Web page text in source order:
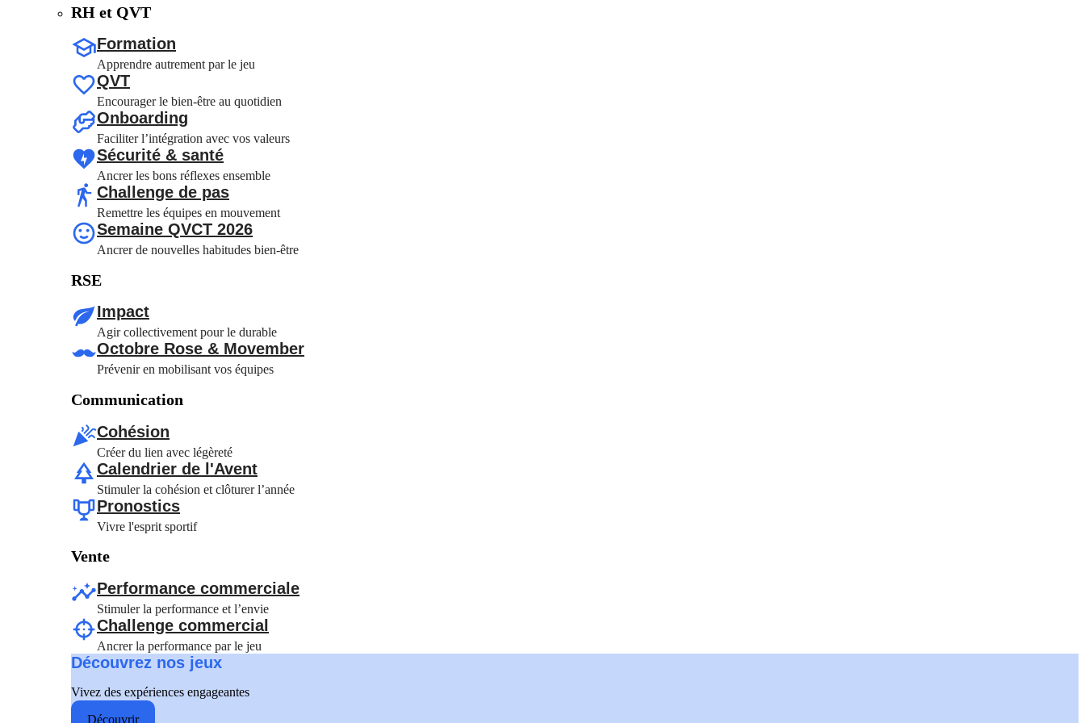
RH et QVT
Formation
Apprendre autrement par le jeu
QVT
Encourager le bien-être au quotidien
Onboarding
Faciliter l’intégration avec vos valeurs
Sécurité & santé
Ancrer les bons réflexes ensemble
Challenge de pas
Remettre les équipes en mouvement
Semaine QVCT 2026
Ancrer de nouvelles habitudes bien-être
RSE
Impact
Agir collectivement pour le durable
Octobre Rose & Movember
Prévenir en mobilisant vos équipes
Communication
Cohésion
Créer du lien avec légèreté
Calendrier de l'Avent
Stimuler la cohésion et clôturer l’année
Pronostics
Vivre l'esprit sportif
Vente
Performance commerciale
Stimuler la performance et l’envie
Challenge commercial
Ancrer la performance par le jeu
Découvrez nos jeux
Vivez des expériences engageantes
Découvrir